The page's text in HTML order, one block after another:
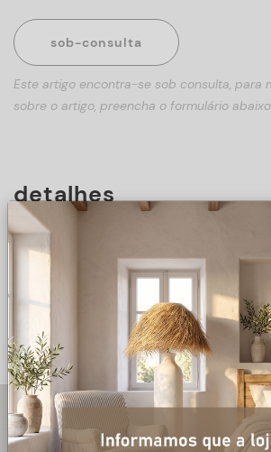
sob-consulta
Este artigo encontra-se sob consulta, para
sobre o artigo, preencha o formulário
detalhes
DESCRIÇÃO